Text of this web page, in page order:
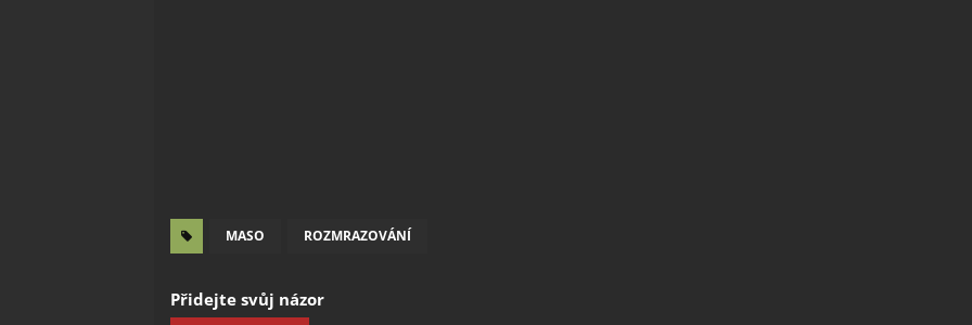
MASO ROZMRAZOVÁNÍ
Přidejte svůj názor